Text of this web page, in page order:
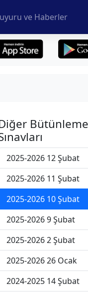
ve Haberler
2025-2026 12 Şubat
2025-2026 11 Şubat
2025-2026 10 Şubat
2025-2026 9 Şubat
2025-2026 2 Şubat
2025-2026 26 Ocak
2024-2025 14 Şubat